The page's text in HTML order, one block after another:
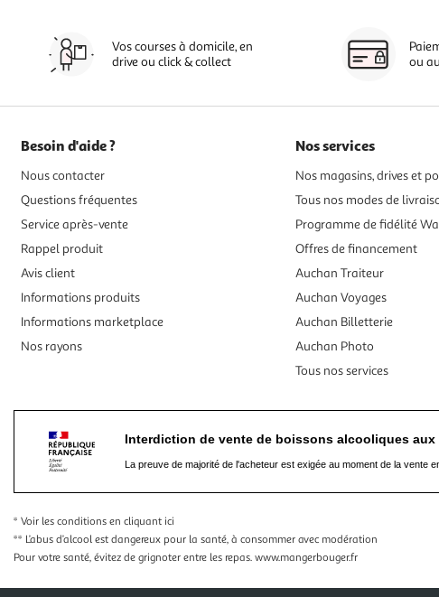
Vos courses à domicile, en
drive ou click & collect
ou
Besoin d'aide ?
Nous contacter
Questions fréquentes
Service après-vente
Rappel produit
Avis client
Informations produits
Informations marketplace
Nos rayons
Nos services
Nos magasins, drives et
Tous nos modes de
Programme de fidélité
Offres de financement
Auchan Traiteur
Auchan Voyages
Auchan Billetterie
Auchan Photo
Tous nos services
Interdiction de vente de boissons alcooliques aux
La preuve de majorité de l'acheteur est exigée au moment de la vente
* Voir les conditions en cliquant ici
** L’abus d’alcool est dangereux pour la santé, à consommer avec modération
Pour votre santé, évitez de grignoter entre les repas. www.mangerbouger.fr